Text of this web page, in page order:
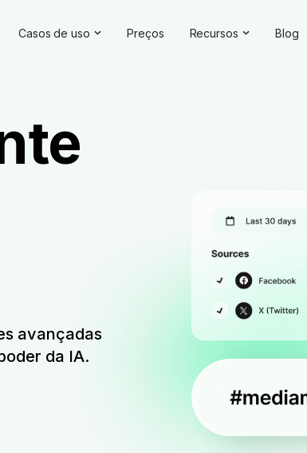
Casos de uso
Pesquisa de mercado
Relatórios abrangentes
Preços Recursos
Seja nosso parceiro
Diretório de parceiros
Blog
avançadas
da IA.